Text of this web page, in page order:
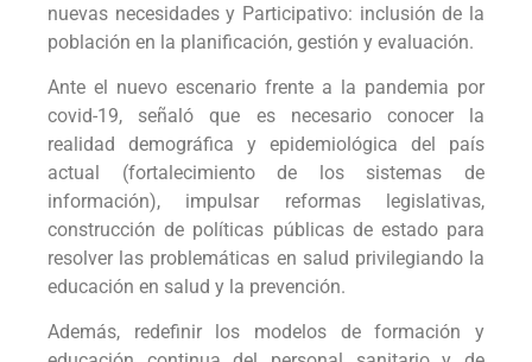
nuevas necesidades y Participativo: inclusión de la
población en la planificación, gestión y evaluación.
Ante el nuevo escenario frente a la pandemia por
covid-19, señaló que es necesario conocer la
realidad demográfica y epidemiológica del país
actual (fortalecimiento de los sistemas de
información), impulsar reformas legislativas,
construcción de políticas públicas de estado para
resolver las problemáticas en salud privilegiando la
educación en salud y la prevención.
Además, redefinir los modelos de formación y